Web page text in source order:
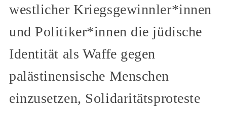
westlicher Kriegsgewinnler*innen
und Politiker*innen die jüdische
Identität als Waffe gegen
palästinensische Menschen
einzusetzen, Solidaritätsproteste